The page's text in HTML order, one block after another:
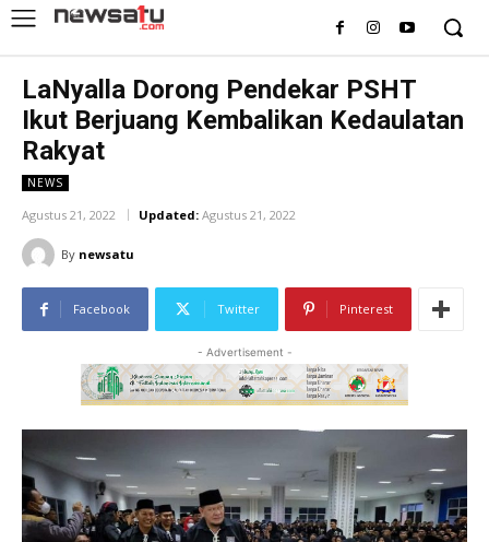
LaNyalla Dorong Pendekar PSHT
Ikut Berjuang Kembalikan Kedaulatan
Rakyat
NEWS
Agustus 21, 2022 Updated: Agustus 21, 2022
By newsatu
Facebook Twitter Pinterest
- Advertisement -